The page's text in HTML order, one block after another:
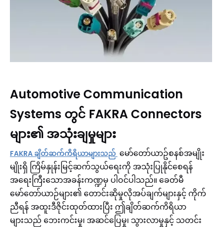
Automotive Communication
Systems တွင် FAKRA Connectors
များ၏ အသုံးချမှုများ
FAKRA ချိတ်ဆက်ကိရိယာများသည် မော်တော်ယာဥ်စနစ်အမျိုး
မျိုးရှိ ကြိမ်နှုန်းမြင့်ဆက်သွယ်ရေးကို အသုံးပြုနိုင်စေရန်
အရေးကြီးသောအခန်းကဏ္ဍမှ ပါဝင်ပါသည်။ ခေတ်မီ
မော်တော်ယာဉ်များ၏ တောင်းဆိုမှုလိုအပ်ချက်များနှင့် ကိုက်
ညီရန် အထူးဒီဇိုင်းထုတ်ထားပြီး ဤချိတ်ဆက်ကိရိယာ
များသည် ဘေးကင်းမှု၊ အဆင်ပြေမှု၊ သွားလာမှုနှင့် သတင်း